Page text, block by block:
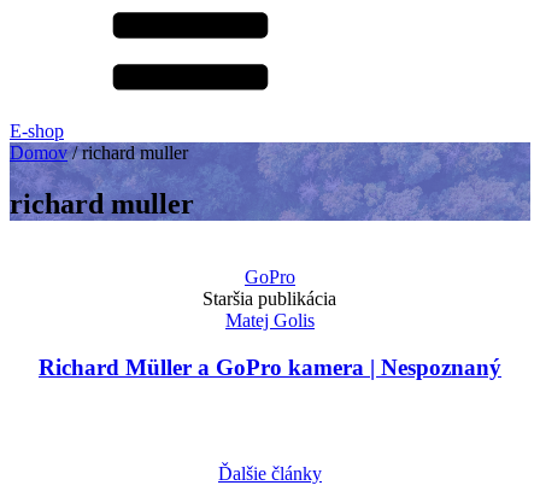
E-shop
Domov/richard muller
richard muller
GoPro
Staršia publikácia
Matej Golis
Richard Müller a GoPro kamera | Nespoznaný
Ďalšie články